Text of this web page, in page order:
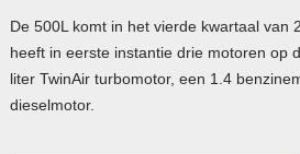
De 500L komt in het vierde kwartaal van
heeft in eerste instantie drie motoren op
liter TwinAir turbomotor, een 1.4
dieselmotor.